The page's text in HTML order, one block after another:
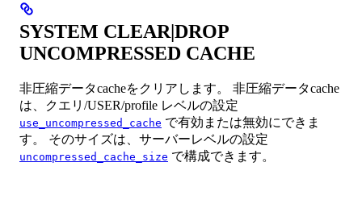
SYSTEM CLEAR|DROP
UNCOMPRESSED CACHE
非圧縮データcacheをクリアします。 非圧縮データcache
は、クエリ/USER/profile レベルの設定
use_uncompressed_cache で有効または無効にできま
す。 そのサイズは、サーバーレベルの設定
uncompressed_cache_size で構成できます。